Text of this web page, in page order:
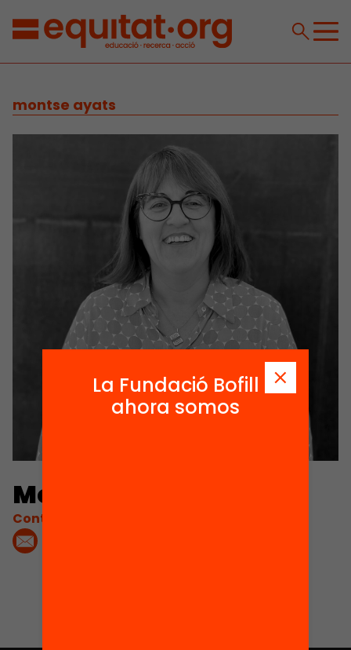
montse ayats
Montse Ayats
Contacta'm:
La Fundació Bofill
ahora somos